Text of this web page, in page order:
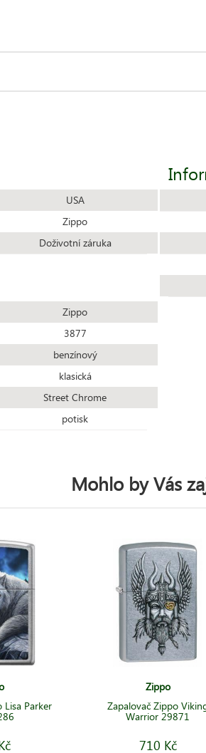
USA
Zippo
Doživotní záruka
Zippo
3877
benzínový
klasická
Street Chrome
potisk
Mohlo by Vás
Lisa Parker
Zippo
Zapalovač Zippo
Warrior 29871
710 Kč